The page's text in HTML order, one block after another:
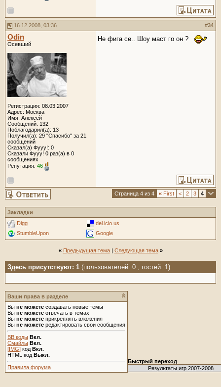
16.12.2008, 03:36 #34
Odin
Осевший
Регистрация: 08.03.2007
Адрес: Москва
Имя: Алексей
Сообщений: 132
Поблагодарил(а): 13
Получил(а): 29 "Спасибо" за 21
сообщений
Сказал(а) Фууу!: 0
Сказали Фууу! 0 раз(а) в 0
сообщениях
Репутация: 46
Не фига се.. Шоу маст го он ?
Страница 4 из 4 « First < 2 3 4
Закладки
Digg
del.icio.us
StumbleUpon
Google
« Предыдущая тема| Следующая тема »
Здесь присутствуют: 1 (пользователей: 0 , гостей: 1)
Ваши права в разделе
Вы не можете создавать новые темы
Вы не можете отвечать в темах
Вы не можете прикреплять вложения
Вы не можете редактировать свои сообщения
BB коды Вкл.
Смайлы Вкл.
[IMG] код Вкл.
HTML код Выкл.
Правила форума
Быстрый переход